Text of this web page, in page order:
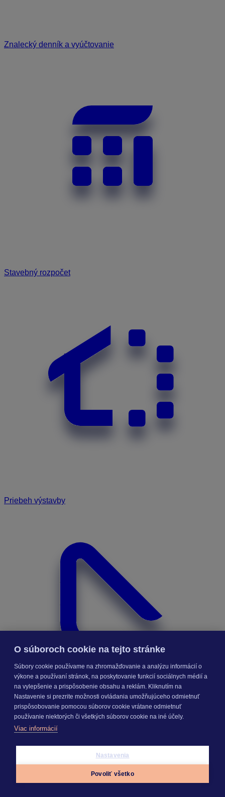
Znalecký denník a vyúčtovanie
Stavebný rozpočet
Priebeh výstavby
Výmery
O súboroch cookie na tejto stránke
Súbory cookie používame na zhromažďovanie a analýzu informácií o
výkone a používaní stránok, na poskytovanie funkcií sociálnych médií a
na vylepšenie a prispôsobenie obsahu a reklám. Kliknutím na
Nastavenie si prezrite možnosti ovládania umožňujúceho odmietnuť
prispôsobovanie pomocou súborov cookie vrátane odmietnuť
používanie niektorých či všetkých súborov cookie na iné účely.
Viac informácií
Nastavenia
Povoliť všetko